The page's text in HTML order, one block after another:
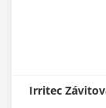
Irritec